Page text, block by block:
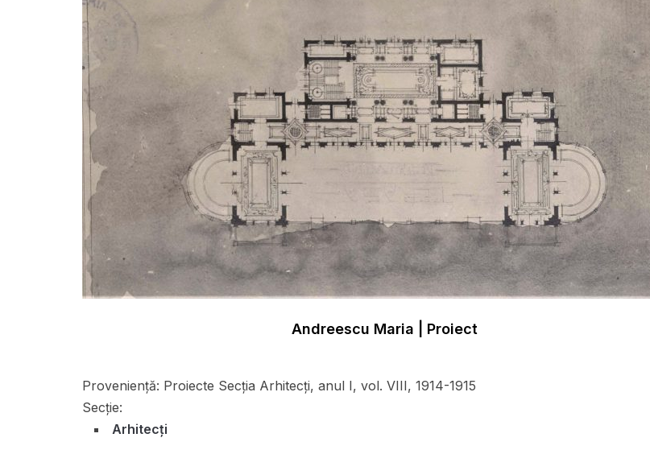
Andreescu Maria | Proiect
Proveniență: Proiecte Secția Arhitecți, anul I, vol. VIII, 1914-1915
Secție:
Arhitecți